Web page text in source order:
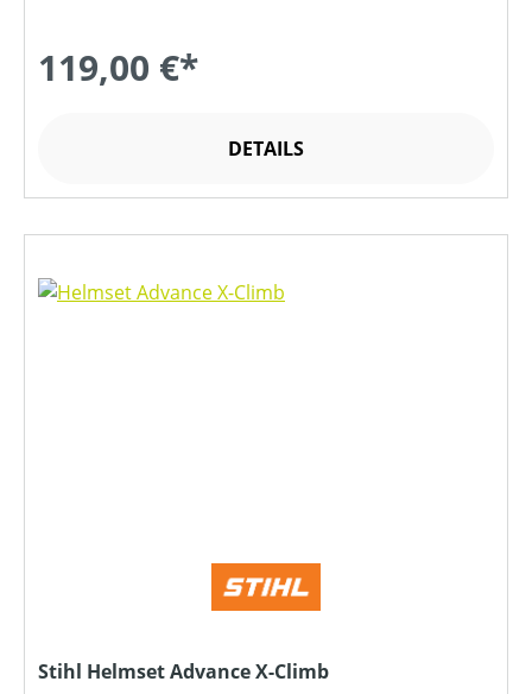
119,00 €*
DETAILS
Stihl Helmset Advance X-Climb